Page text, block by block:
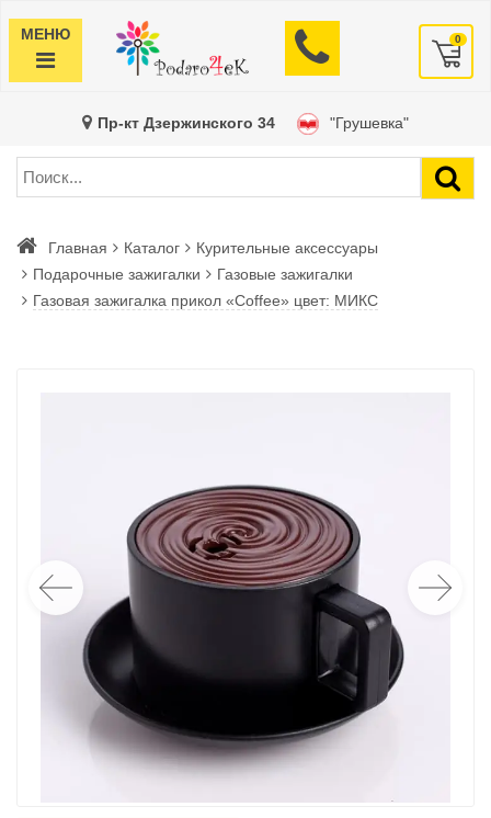
МЕНЮ 0
Пр-кт Дзержинского 34 "Грушевка"
Главная Каталог
Курительные аксессуары
Подарочные зажигалки
Газовые зажигалки
Газовая зажигалка прикол «Coffee» цвет: МИКС